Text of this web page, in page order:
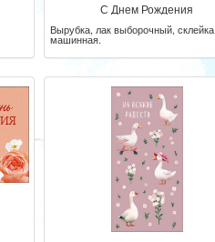
С Днем Рождения
Вырубка, лак выборочный, склейка
машинная.